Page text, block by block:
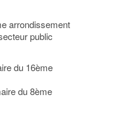
arrondissement
public
du 16ème
du 8ème